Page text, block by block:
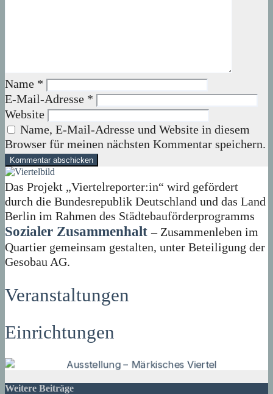
Name *
E-Mail-Adresse *
Website
Name, E-Mail-Adresse und Website in diesem
Browser für meinen nächsten Kommentar speichern.
Das Projekt „Viertelreporter:in“ wird gefördert
durch die Bundesrepublik Deutschland und das Land
Berlin im Rahmen des Städtebauförderprogramms
Sozialer Zusammenhalt – Zusammenleben im
Quartier gemeinsam gestalten, unter Beteiligung der
Gesobau AG.
Veranstaltungen
Einrichtungen
Weitere Beiträge